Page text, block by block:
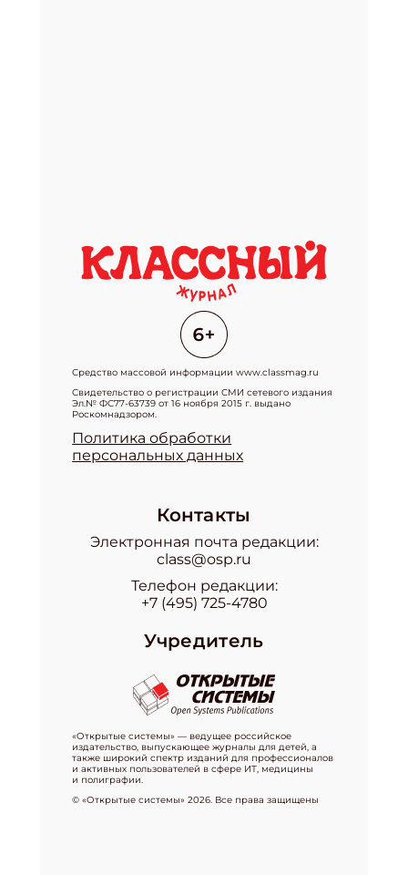
Средство массовой информации www.classmag.ru
Свидетельство о регистрации СМИ сетевого издания
Эл.№ ФС77-63739 от 16 ноября 2015 г. выдано
Роскомнадзором.
Политика обработки
персональных данных
Контакты
Электронная почта редакции:
class@osp.ru
Телефон редакции:
+7 (495) 725-4780
Учредитель
«Открытые системы» — ведущее российское
издательство, выпускающее журналы для детей, а
также широкий спектр изданий для профессионалов
и активных пользователей в сфере ИТ, медицины
и полиграфии.
© «Открытые системы» 2026. Все права защищены